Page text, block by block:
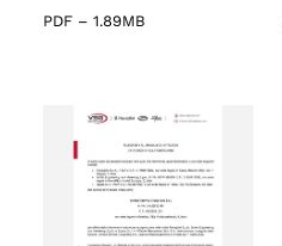
PDF – 1.89MB